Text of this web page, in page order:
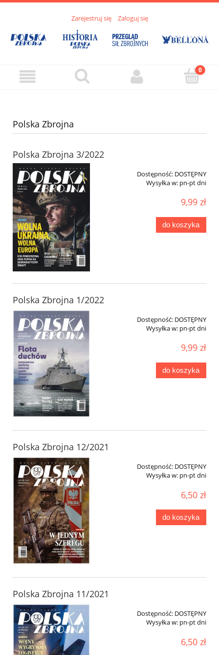
Zarejestruj się Zaloguj się
Polska Zbrojna
Polska Zbrojna 3/2022
Dostępność: DOSTĘPNY
Wysyłka w: pn-pt dni
9,99 zł
do koszyka
Polska Zbrojna 1/2022
Dostępność: DOSTĘPNY
Wysyłka w: pn-pt dni
9,99 zł
do koszyka
Polska Zbrojna 12/2021
Dostępność: DOSTĘPNY
Wysyłka w: pn-pt dni
6,50 zł
do koszyka
Polska Zbrojna 11/2021
Dostępność: DOSTĘPNY
Wysyłka w: pn-pt dni
6,50 zł